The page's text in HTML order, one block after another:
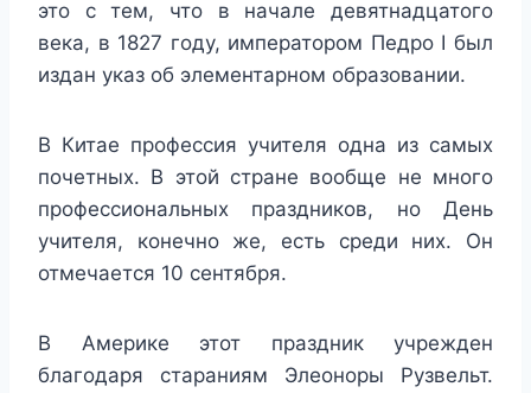
это с тем, что в начале девятнадцатого
века, в 1827 году, императором Педро I был
издан указ об элементарном образовании.
В Китае профессия учителя одна из самых
почетных. В этой стране вообще не много
профессиональных праздников, но День
учителя, конечно же, есть среди них. Он
отмечается 10 сентября.
В Америке этот праздник учрежден
благодаря стараниям Элеоноры Рузвельт.